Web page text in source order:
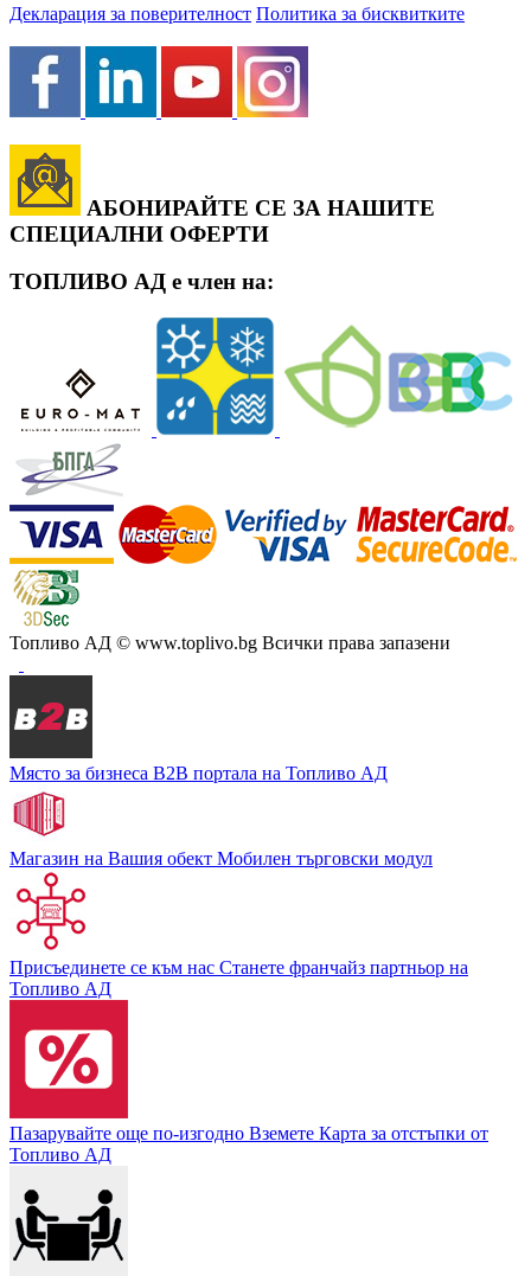
Декларация за поверителност Политика за бисквитките
АБОНИРАЙТЕ СЕ ЗА НАШИТЕ
СПЕЦИАЛНИ ОФЕРТИ
ТОПЛИВО АД е член на:
Топливо АД © www.toplivo.bg Всички права запазени
Място за бизнеса В2В портала на Топливо АД
Магазин на Вашия обект Мобилен търговски модул
Присъединете се към нас Станете франчайз партньор на
Топливо АД
Пазарувайте още по-изгодно Вземете Карта за отстъпки от
Топливо АД